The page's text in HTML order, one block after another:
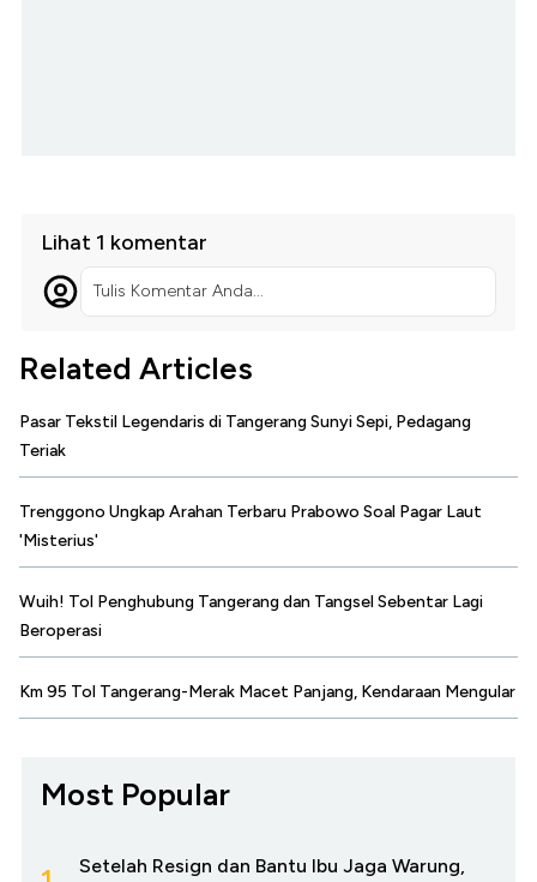
Lihat 1 komentar
Tulis Komentar Anda...
Related Articles
Pasar Tekstil Legendaris di Tangerang Sunyi Sepi, Pedagang
Teriak
Trenggono Ungkap Arahan Terbaru Prabowo Soal Pagar Laut
'Misterius'
Wuih! Tol Penghubung Tangerang dan Tangsel Sebentar Lagi
Beroperasi
Km 95 Tol Tangerang-Merak Macet Panjang, Kendaraan Mengular
Most Popular
Setelah Resign dan Bantu Ibu Jaga Warung,